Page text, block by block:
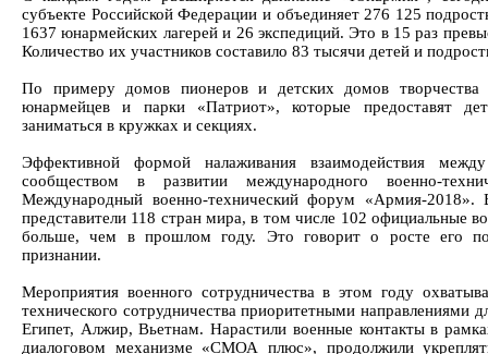
субъекте Российской Федерации и объединяет 276 125
1637 юнармейских лагерей и 26 экспедиций. Это в 15 раз
Количество их участников составило 83 тысячи детей и
По примеру домов пионеров и детских домов творчества
юнармейцев и парки «Патриот», которые предоставят
заниматься в кружках и секциях.
Эффективной формой налаживания взаимодействия
сообществом в развитии международного военно-
Международный военно-технический форум «Армия-2018».
представители 118 стран мира, в том числе 102 официальные
больше, чем в прошлом году. Это говорит о росте его
признании.
Мероприятия военного сотрудничества в этом году
технического сотрудничества приоритетными направлениями
Египет, Алжир, Вьетнам. Нарастили военные контакты в
диалоговом механизме «СМОА плюс», продолжили